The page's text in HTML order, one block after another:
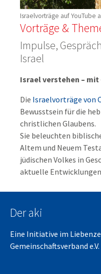
Israelvorträge auf YouTube
Vorträge &
Impulse,
Israel
Israel verstehen – mit
Die Israelvorträge von
Bewusstsein für die
christlichen Glaubens.
Sie beleuchten
Altem und Neuem
jüdischen Volkes in
aktuelle
Der aki
Eine Initiative im
Gemeinschaftsverband e.V.